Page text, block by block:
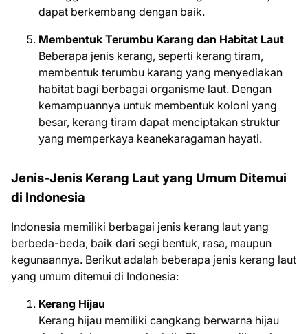
dapat berkembang dengan baik.
Membentuk Terumbu Karang dan Habitat Laut
Beberapa jenis kerang, seperti kerang tiram,
membentuk terumbu karang yang menyediakan
habitat bagi berbagai organisme laut. Dengan
kemampuannya untuk membentuk koloni yang
besar, kerang tiram dapat menciptakan struktur
yang memperkaya keanekaragaman hayati.
Jenis-Jenis Kerang Laut yang Umum Ditemui
di Indonesia
Indonesia memiliki berbagai jenis kerang laut yang
berbeda-beda, baik dari segi bentuk, rasa, maupun
kegunaannya. Berikut adalah beberapa jenis kerang laut
yang umum ditemui di Indonesia:
Kerang Hijau
Kerang hijau memiliki cangkang berwarna hijau